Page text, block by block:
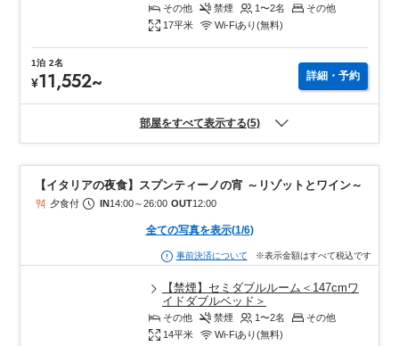
その他 禁煙 1〜2名
その他
17平米 Wi-Fiあり(無料)
1泊 2名
¥11,552~ 詳細・予約
部屋をすべて表示する(5)
【イタリアの夜食】スプンティーノの宵 ～リゾットとワイン～
夕食付 IN 14:00～26:00 OUT12:00
全ての写真を表示(1/6)
事前決済について ※表示金額はすべて税込です
【禁煙】セミダブルルーム＜147cmワ
イドダブルベッド＞
その他 禁煙 1〜2名
その他
14平米 Wi-Fiあり(無料)